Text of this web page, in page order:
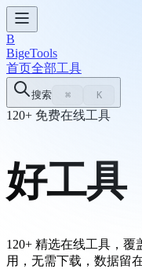
B
BigeTools
首页全部工具
搜索 ⌘ K
120+ 免费在线工具
好工具
120+ 精选在线工具，
用，无需下载，数据留